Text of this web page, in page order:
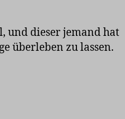
und dieser jemand hat
überleben zu lassen.